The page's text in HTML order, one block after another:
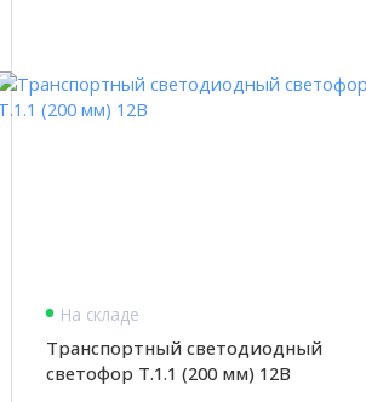
На складе
Транспортный светодиодный
светофор Т.1.1 (200 мм) 12В